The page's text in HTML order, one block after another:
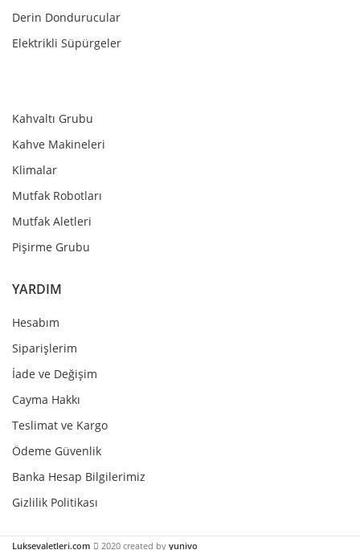
Derin Dondurucular
Elektrikli Süpürgeler
Kahvaltı Grubu
Kahve Makineleri
Klimalar
Mutfak Robotları
Mutfak Aletleri
Pişirme Grubu
YARDIM
Hesabım
Siparişlerim
İade ve Değişim
Cayma Hakkı
Teslimat ve Kargo
Ödeme Güvenlik
Banka Hesap Bilgilerimiz
Gizlilik Politikası
Luksevaletleri.com 2020 created by yunivo